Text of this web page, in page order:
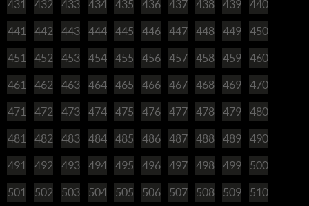
431 432 433 434 435 436 437 438 439 440
441 442 443 444 445 446 447 448 449 450
451 452 453 454 455 456 457 458 459 460
461 462 463 464 465 466 467 468 469 470
471 472 473 474 475 476 477 478 479 480
481 482 483 484 485 486 487 488 489 490
491 492 493 494 495 496 497 498 499 500
501 502 503 504 505 506 507 508 509 510